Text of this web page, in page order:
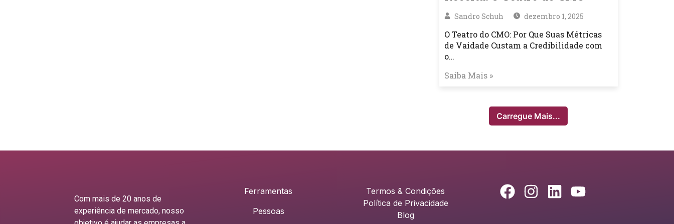
Sandro Schuh dezembro 1, 2025
O Teatro do CMO: Por Que Suas Métricas
de Vaidade Custam a Credibilidade com
o…
Saiba Mais »
Carregue Mais...
Com mais de 20 anos de
experiência de mercado, nosso
Ferramentas
Pessoas
Termos & Condições
Política de Privacidade
Blog